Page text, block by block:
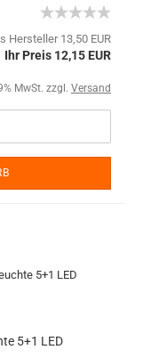
Hersteller 13,50 EUR
Ihr Preis 12,15 EUR
MwSt. zzgl. Versand
5+1 LED